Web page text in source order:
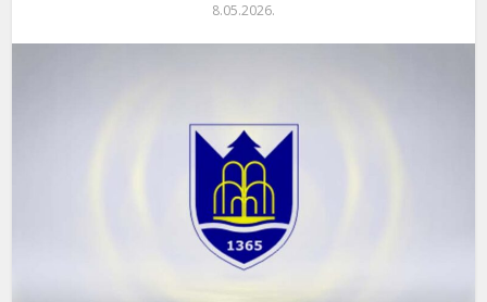
8.05.2026.